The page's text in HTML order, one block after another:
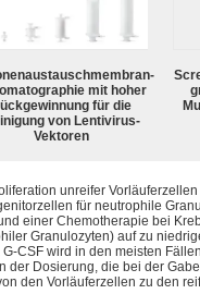
mit hoher
für die
von Lentivirus-
Vektoren
unreifer
für neutrophile
einer Chemotherapie bei
Granulozyten) auf zu
CSF wird in den meisten
der Dosierung, die bei der
den Vorläuferzellen zu den